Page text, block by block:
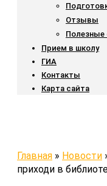
Отзывы
Полезные
Прием в школу
ГИА
Контакты
Карта сайта
Главная » Новости
приходи в